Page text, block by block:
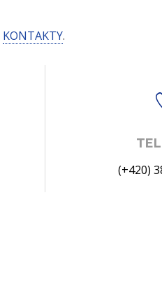
KONTAKTY.
(+420)